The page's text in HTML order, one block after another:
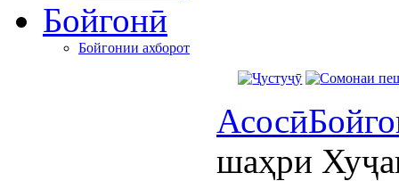
Бойгонӣ
Бойгонии ахборот
Асосӣ
шаҳри